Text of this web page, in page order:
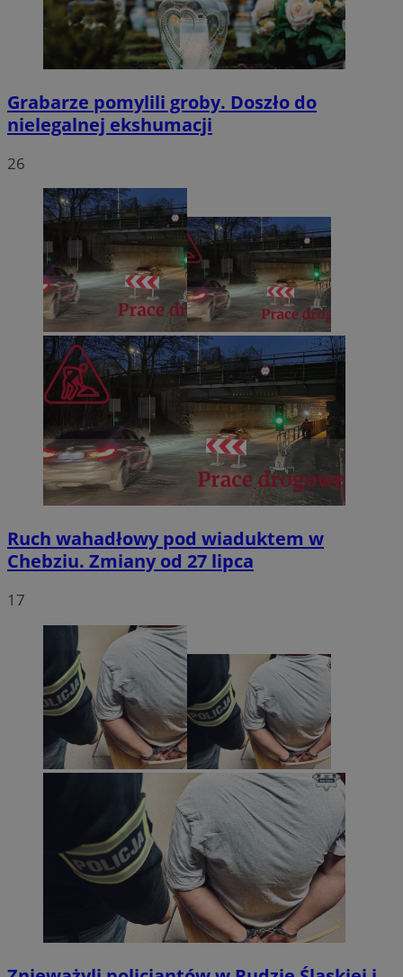
Grabarze pomylili groby. Doszło do
nielegalnej ekshumacji
26
Ruch wahadłowy pod wiaduktem w
Chebziu. Zmiany od 27 lipca
17